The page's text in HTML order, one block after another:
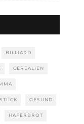
BILLIARD
CEREALIEN
GESUND
HAFERBROT